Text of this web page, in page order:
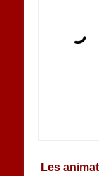
Les